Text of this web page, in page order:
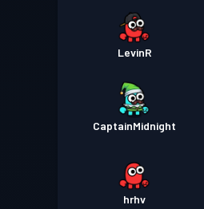
LevinR
CaptainMidnight
hrhv